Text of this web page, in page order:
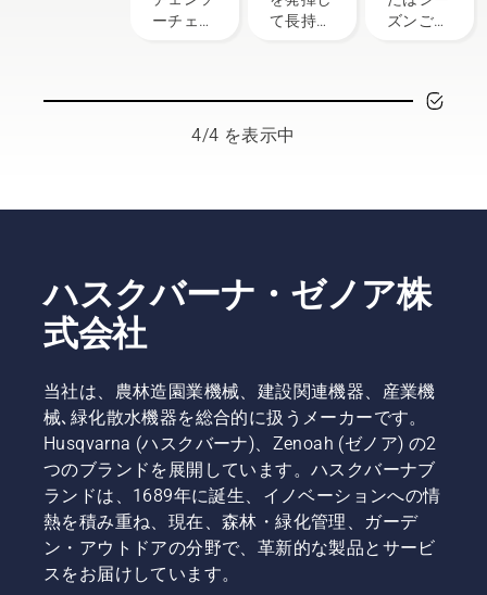
ーチェン
摩擦をな
くすため
きます。
この短い
ェンソー
チェンの
潤滑シス
テムが適
切に機能
している
かを確認
する方法
を学習し
てくださ
て長持ち
備する必
要があり
入れにつ
いて説明
ズンごと
塵の多い
す。オイ
ルの抜き
り、この
ビデオで
は両方の
方法が示
されてい
ます。
4/4 を表示中
ハスクバーナ・ゼノア株
式会社
当社は、農林造園業機械、建設関連機器、産業機
械､緑化散水機器を総合的に扱うメーカーです。
Husqvarna (ハスクバーナ)、Zenoah (ゼノア) の2
つのブランドを展開しています。ハスクバーナブ
ランドは、1689年に誕生、イノベーションへの情
熱を積み重ね、現在、森林・緑化管理、ガーデ
ン・アウトドアの分野で、革新的な製品とサービ
スをお届けしています。